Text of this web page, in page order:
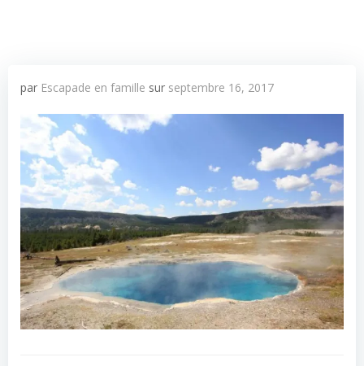
par Escapade en famille sur septembre 16, 2017